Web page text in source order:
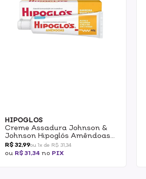
HIPOGLOS
Creme Assadura Johnson &
Johnson Hipoglós Amêndoas
40g
R$ 32,99ou 1x de R$ 31,34
ou R$ 31,34 no PIX